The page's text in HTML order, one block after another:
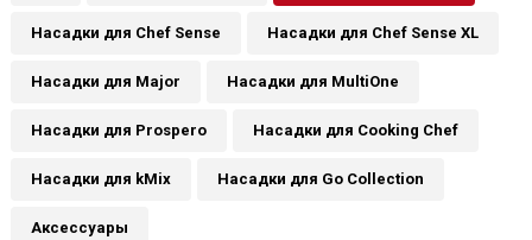
Насадки для Chef Sense Насадки для Chef Sense XL
Насадки для Major Насадки для MultiOne
Насадки для Prospero Насадки для Cooking Chef
Насадки для kMix Насадки для Go Collection
Аксессуары